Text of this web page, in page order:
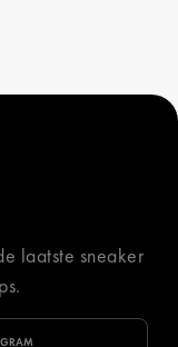
laatste sneaker